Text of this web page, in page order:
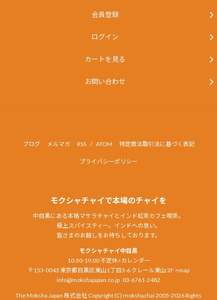
会員登録
ログイン
カートを見る
お問い合わせ
ブログ メルマガ RSS / ATOM 特定商法取引法に基づく表記
プライバシーポリシー
モクシャチャイで本場のチャイを
中目黒にある本格マサラチャイとインド紅茶カフェ喫茶。
極上スパイスティー。インドへの思い。
皆さまのお越しをお待ちしております。
モクシャチャイ中目黒
10:30-19:00 不定休>カレンダー
〒153-0043 東京都目黒区東山1丁目3-6 クレール東山 2F >map
info@mokshajapan.co.jp 03-6761-2482
The Moksha Japan 株式会社 Copyright (C) mokshachai 2005-2026 Rights